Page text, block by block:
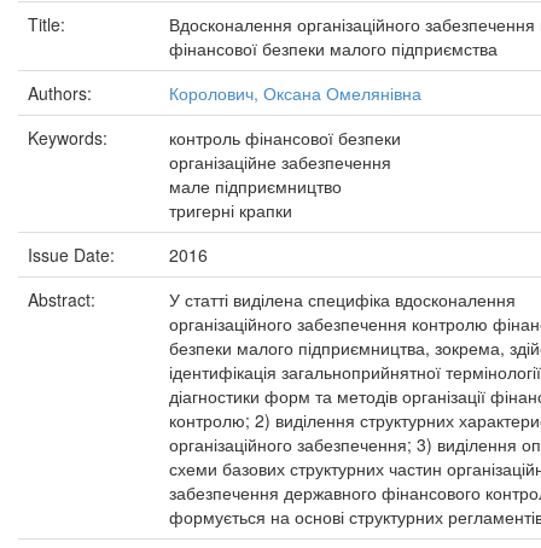
Title:
Вдосконалення організаційного
фінансової безпеки малого підприємства
Authors:
Королович, Оксана Омелянівна
Keywords:
контроль фінансової безпеки
організаційне забезпечення
мале підприємництво
тригерні крапки
Issue Date:
2016
Abstract:
У статті виділена специфіка вдосконалення
організаційного забезпечення контролю
безпеки малого підприємництва, зокрема,
ідентифікація загальноприйнятної термінології
діагностики форм та методів організації
контролю; 2) виділення структурних
організаційного забезпечення; 3) виділення
схеми базових структурних частин
забезпечення державного фінансового
формується на основі структурних